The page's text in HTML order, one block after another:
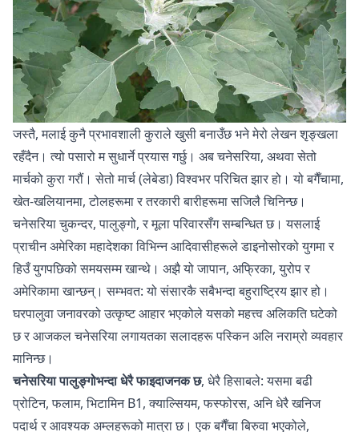
जस्तै, मलाई कुनै प्रभावशाली कुराले खुसी बनाउँछ भने मेरो लेखन शृङ्खला
रहँदैन। त्यो पसारो म सुधार्ने प्रयास गर्छु। अब चनेसरिया, अथवा सेतो
मार्चको कुरा गरौं। सेतो मार्च (लेबेडा) विश्वभर परिचित झार हो। यो बगैँचामा,
खेत-खलियानमा, टोलहरूमा र तरकारी बारीहरूमा सजिलै चिनिन्छ।
चनेसरिया चुकन्दर, पालुङ्गो, र मूला परिवारसँग सम्बन्धित छ। यसलाई
प्राचीन अमेरिका महादेशका विभिन्न आदिवासीहरूले डाइनोसोरको युगमा र
हिउँ युगपछिको समयसम्म खान्थे। अझै यो जापान, अफ्रिका, युरोप र
अमेरिकामा खान्छन्। सम्भवत: यो संसारकै सबैभन्दा बहुराष्ट्रिय झार हो।
घरपालुवा जनावरको उत्कृष्ट आहार भएकोले यसको महत्त्व अलिकति घटेको
छ र आजकल चनेसरिया लगायतका सलादहरू पस्किन अलि नराम्रो व्यवहार
मानिन्छ।
चनेसरिया पालुङ्गोभन्दा धेरै फाइदाजनक छ, धेरै हिसाबले: यसमा बढी
प्रोटिन, फलाम, भिटामिन B1, क्याल्सियम, फस्फोरस, अनि धेरै खनिज
पदार्थ र आवश्यक अम्लहरूको मात्रा छ। एक बगैँचा बिरुवा भएकोले,